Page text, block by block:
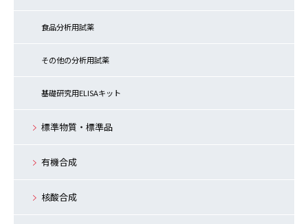
食品分析用試薬
その他の分析用試薬
基礎研究用ELISAキット
標準物質・標準品
有機合成
核酸合成